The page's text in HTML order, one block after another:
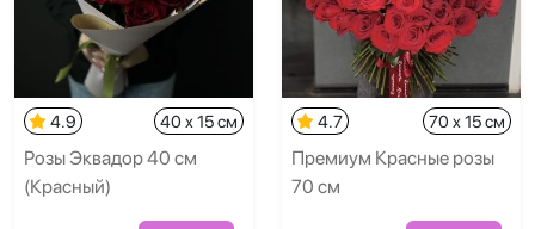
4.9 40 x 15 см
Розы Эквадор 40 см
(Красный)
4.7 70 x 15 см
Премиум Красные розы
70 см